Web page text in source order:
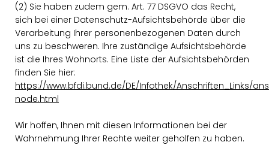
(2) Sie haben zudem gem. Art. 77 DSGVO das Recht,
sich bei einer Datenschutz-Aufsichtsbehörde über die
Verarbeitung Ihrer personenbezogenen Daten durch
uns zu beschweren. Ihre zuständige Aufsichtsbehörde
ist die Ihres Wohnorts. Eine Liste der Aufsichtsbehörden
finden Sie hier:
https://www.bfdi.bund.de/DE/Infothek/Anschriften_Links/
node.html
Wir hoffen, Ihnen mit diesen Informationen bei der
Wahrnehmung Ihrer Rechte weiter geholfen zu haben.